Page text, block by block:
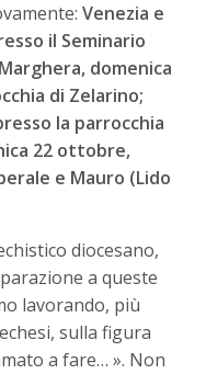
Venezia e
il Seminario
domenica
di Zelarino;
la parrocchia
22 ottobre,
e Mauro (Lido
diocesano,
a queste
lavorando, più
sulla figura
a fare… ». Non